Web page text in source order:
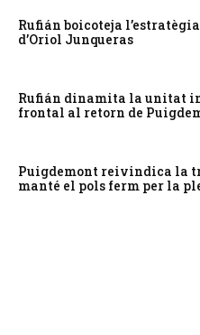
Rufián boicoteja
d’Oriol Junqueras
Rufián dinamita la unitat
frontal al retorn de
Puigdemont reivindica la
manté el pols ferm per la